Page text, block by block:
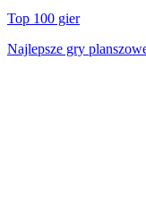
Top 100 gier
Najlepsze gry